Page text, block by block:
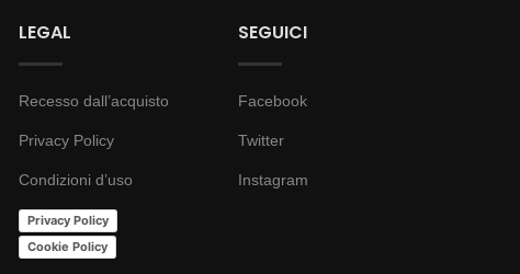
LEGAL
Recesso dall’acquisto
Privacy Policy
Condizioni d’uso
Privacy Policy
Cookie Policy
SEGUICI
Facebook
Twitter
Instagram